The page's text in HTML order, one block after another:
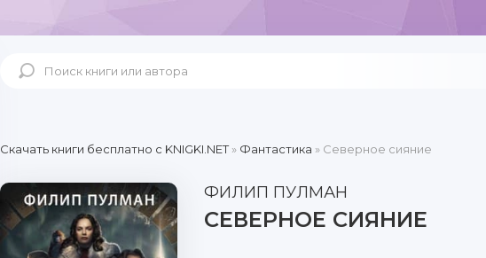
Скачать книги бесплатно c KNIGKI.NET» Фантастика » Северное сияние
ФИЛИП ПУЛМАН
СЕВЕРНОЕ СИЯНИЕ